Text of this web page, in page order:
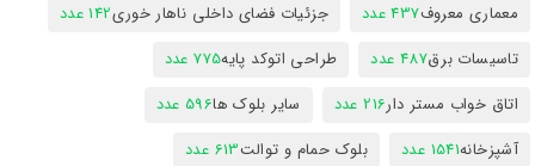
معماری معروف437 عدد جزئیات فضای داخلی ناهار خوری142 عدد
تاسیسات برق487 عدد طراحی اتوکد پایه775 عدد
اتاق خواب مستر دار216 عدد سایر بلوک ها596 عدد
آشپزخانه1541 عدد بلوک حمام و توالت613 عدد